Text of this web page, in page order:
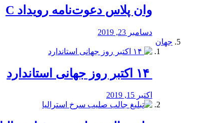
وان پلاس دعوت‌نامه رویداد C
دسامبر 23, 2019
جهان
اکتبر 15, 2019